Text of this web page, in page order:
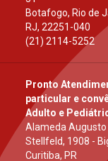
Botafogo, Rio de
RJ,22251-040
(21) 2114-5252
Pronto
particular e
Adulto e
Alameda Augusto
Stellfeld, 1908 -
Curitiba, PR